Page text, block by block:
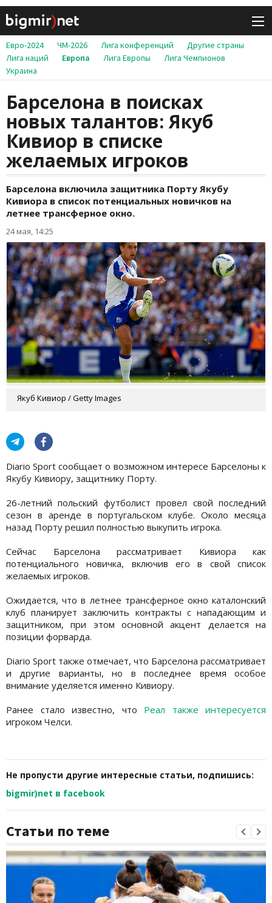
Евро-2024 ЧМ-2026 Лига конференций
Другие страны
Лига наций
Европа Лига Европы
Лига Чемпионов
Украина
Барселона в поисках
новых талантов: Якуб
Кивиор в списке
желаемых игроков
Барселона включила защитника Порту Якубу
Кивиора в список потенциальных новичков на
летнее трансферное окно.
24 мая, 14:25
Якуб Кивиор / Getty Images
Diario Sport сообщает о возможном интересе Барселоны к
Якубу Кивиору, защитнику Порту.
26-летний польский футболист провел свой последний
сезон в аренде в португальском клубе. Около месяца
назад Порту решил полностью выкупить игрока.
Сейчас Барселона рассматривает Кивиора как
потенциального новичка, включив его в свой список
желаемых игроков.
Ожидается, что в летнее трансферное окно каталонский
клуб планирует заключить контракты с нападающим и
защитником, при этом основной акцент делается на
позиции форварда.
Diario Sport также отмечает, что Барселона рассматривает
и другие варианты, но в последнее время особое
внимание уделяется именно Кивиору.
Ранее стало известно, что Реал также интересуется
игроком Челси.
Не пропусти другие интересные статьи, подпишись:
bigmir)net в facebook
Статьи по теме